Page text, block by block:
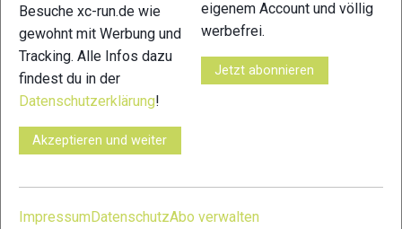
23
Besuche xc-run.de wie
gewohnt mit Werbung und
Tracking. Alle Infos dazu
findest du in der
Datenschutzerklärung!
Akzeptieren und weiter
eigenem Account und völlig
werbefrei.
Jetzt abonnieren
ImpressumDatenschutzAbo verwalten